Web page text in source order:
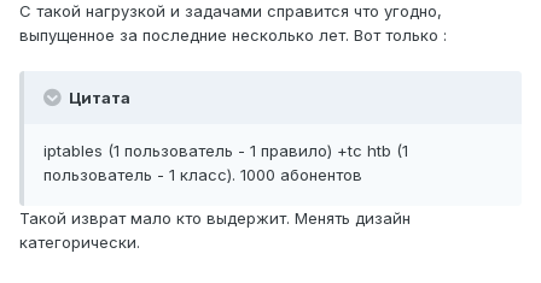
С такой нагрузкой и задачами справится что угодно,
выпущенное за последние несколько лет. Вот только :
Цитата
iptables (1 пользователь - 1 правило) +tc htb (1
пользователь - 1 класс). 1000 абонентов
Такой изврат мало кто выдержит. Менять дизайн
категорически.